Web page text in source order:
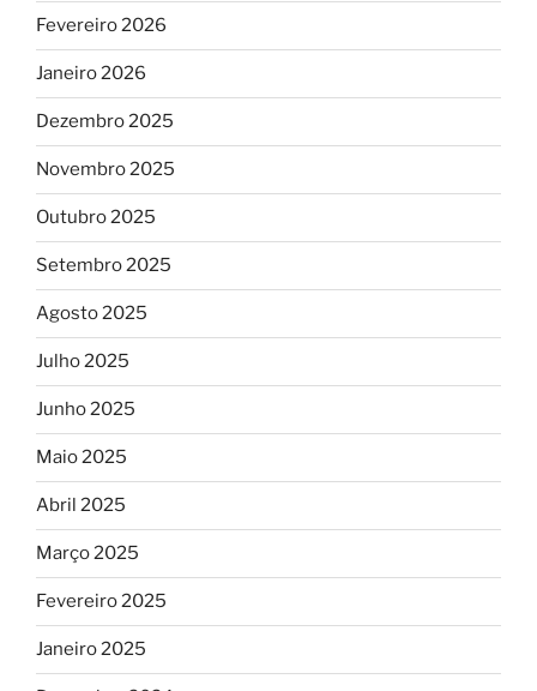
Fevereiro 2026
Janeiro 2026
Dezembro 2025
Novembro 2025
Outubro 2025
Setembro 2025
Agosto 2025
Julho 2025
Junho 2025
Maio 2025
Abril 2025
Março 2025
Fevereiro 2025
Janeiro 2025